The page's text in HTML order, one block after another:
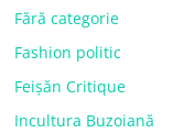
Fără categorie
Fashion politic
Feișăn Critique
Incultura Buzoiană